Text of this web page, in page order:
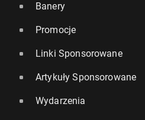
Banery
Promocje
Linki Sponsorowane
Artykuły Sponsorowane
Wydarzenia